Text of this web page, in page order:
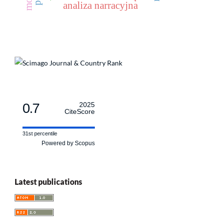
analiza narracyjna
0.7
2025
CiteScore
31st percentile
Powered by Scopus
Latest publications